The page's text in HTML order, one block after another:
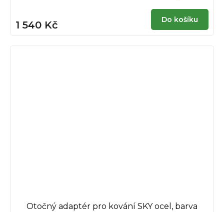
1 540 Kč Do košíku
Otočný adaptér pro kování SKY ocel, barva